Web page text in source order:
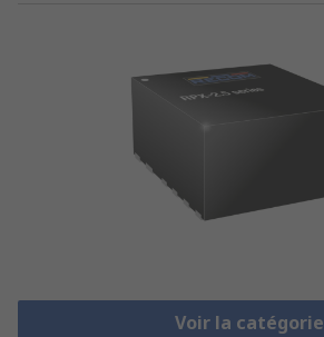
Voir la catégorie